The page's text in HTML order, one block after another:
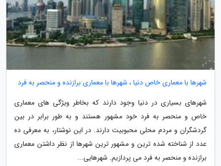
شهرها با معماری خاص دنیا ، شهرها با معماری برازنده و منحصر به فرد
شهرهای بسیاری در دنیا وجود دارند که بخاطر ویژگی های معماری
خاص و منحصر به فرد خود مشهور هستند و به طور برابر در بین
گردشگران و مردم محلی محبوبیت دارند. در این نوشتار، به معرفی ده
عدد از شناخته شده ترین و مشهور ترین شهرها از نظر داشتن معماری
برازنده و منحصر به فرد می پردازیم. شهرهایی...